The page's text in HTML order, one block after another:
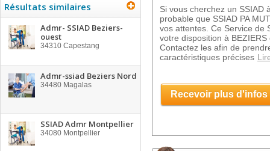
Résultats similaires
Admr- SSIAD Beziers-
ouest
34310 Capestang
Admr-ssiad Beziers Nord
34480 Magalas
SSIAD Admr Montpellier
34080 Montpellier
Si vous cherchez un SSIAD
probable que SSIAD PA
vos attentes. Ce Service de
votre disposition à
Contactez les afin de
caractéristiques précises
Recevoir plus d'infos